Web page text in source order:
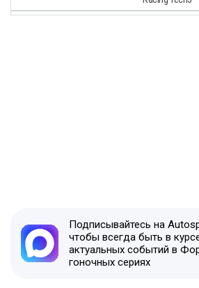
Подписывайтесь на
чтобы всегда быть в
актуальных событий в
гоночных сериях